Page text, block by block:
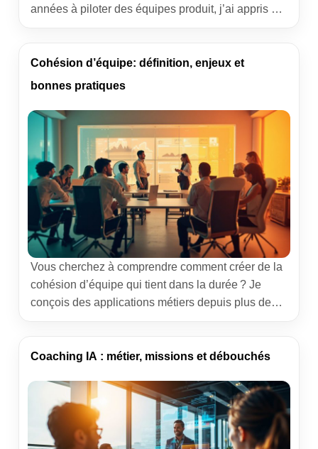
années à piloter des équipes produit, j’ai appris à
conseils concrets, des réglages qui font la
différence et des rituels faciles à instaurer pour
Cohésion d’équipe: définition, enjeux et
bonnes pratiques
Vous cherchez à comprendre comment créer de la
cohésion d’équipe qui tient dans la durée ? Je
conçois des applications métiers depuis plus de
n’explique pas tout, mais elle aide beaucoup
Coaching IA : métier, missions et débouchés